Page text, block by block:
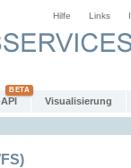
Hilfe Links
Visualisierung